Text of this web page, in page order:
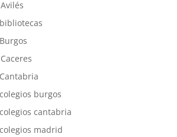
burgos
cantabria
madrid